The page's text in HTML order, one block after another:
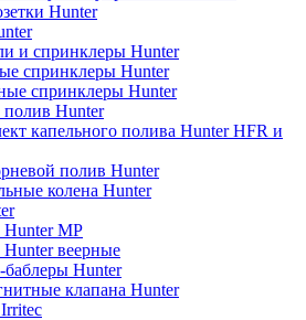
Hunter
и спринклеры Hunter
спринклеры Hunter
спринклеры Hunter
Hunter
капельного полива Hunter HFR и
полив Hunter
колена Hunter
MP
веерные
Hunter
клапана Hunter